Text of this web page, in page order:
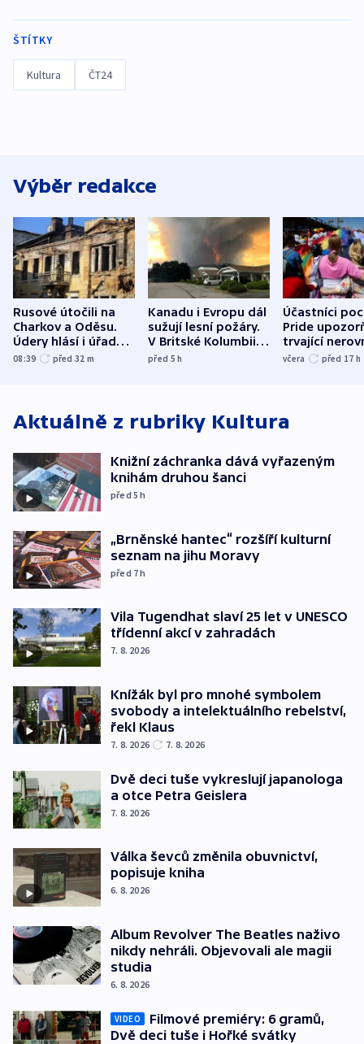
ŠTÍTKY
Kultura ČT24
Výběr redakce
Rusové útočili na
Charkov a Oděsu.
Údery hlásí i úřady v
Bělgorodu
08:39 před 32 m
Kanadu i Evropu dál
sužují lesní požáry.
V Britské Kolumbii
evakuovali tisíce lidí
před 5h
Účastníci
Pride
trvající
včera před 17 h
Aktuálně z rubriky Kultura
Knižní záchranka dává vyřazeným
knihám druhou šanci
před 5h
„Brněnské hantec“ rozšíří kulturní
seznam na jihu Moravy
před 7h
Vila Tugendhat slaví 25 let v UNESCO
třídenní akcí v zahradách
7. 8. 2026
Knížák byl pro mnohé symbolem
svobody a intelektuálního rebelství,
řekl Klaus
7. 8. 2026 7. 8. 2026
Dvě deci tuše vykreslují japanologa
a otce Petra Geislera
7. 8. 2026
Válka ševců změnila obuvnictví,
popisuje kniha
6. 8. 2026
Album Revolver The Beatles naživo
nikdy nehráli. Objevovali ale magii
studia
6. 8. 2026
VIDEO
Filmové premiéry: 6 gramů,
Dvě deci tuše i Hořké svátky